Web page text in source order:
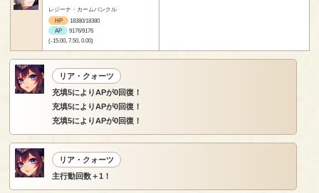
レジーナ・カームバンクル
HP
18380/18380
AP
9176/9176
(-15.00, 7.50, 0.00)
リア・クォーツ
充填5によりAPが0回復！
充填5によりAPが0回復！
充填5によりAPが0回復！
リア・クォーツ
主行動回数＋1！